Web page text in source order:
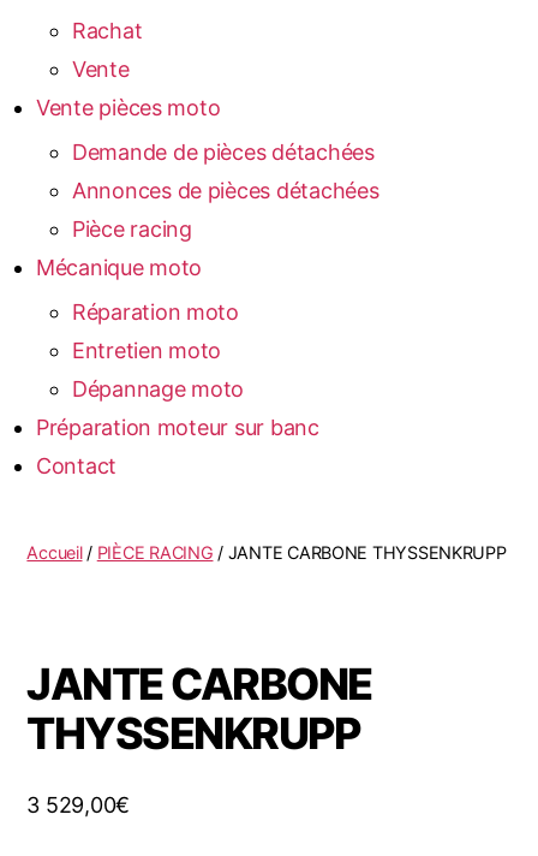
Rachat
Vente
Vente pièces moto
Demande de pièces détachées
Annonces de pièces détachées
Pièce racing
Mécanique moto
Réparation moto
Entretien moto
Dépannage moto
Préparation moteur sur banc
Contact
Accueil/ PIÈCE RACING / JANTE CARBONE THYSSENKRUPP
JANTE CARBONE
THYSSENKRUPP
3 529,00€